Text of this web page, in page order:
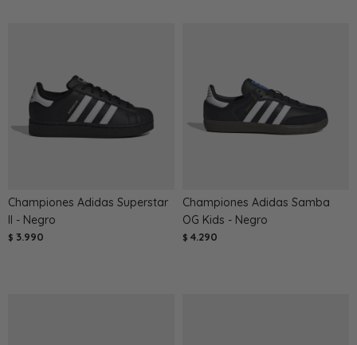
Championes Adidas Superstar
II - Negro
$ 3.990
Championes Adidas Samba
OG Kids - Negro
$ 4.290